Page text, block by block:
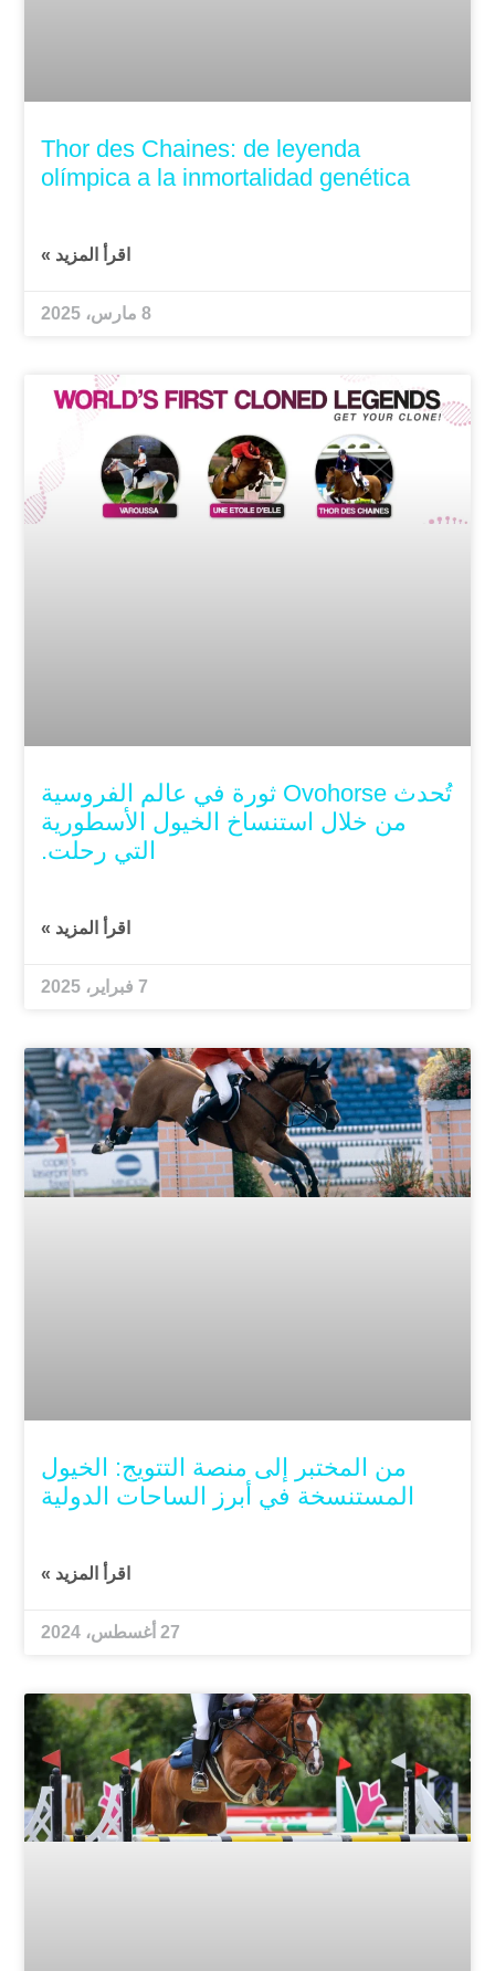
Thor des Chaines: de leyenda
olímpica a la inmortalidad genética
اقرأ المزيد »
8 مارس، 2025
تُحدث Ovohorse ثورة في عالم الفروسية
من خلال استنساخ الخيول الأسطورية
التي رحلت.
اقرأ المزيد »
7 فبراير، 2025
من المختبر إلى منصة التتويج: الخيول
المستنسخة في أبرز الساحات الدولية
اقرأ المزيد »
27 أغسطس، 2024